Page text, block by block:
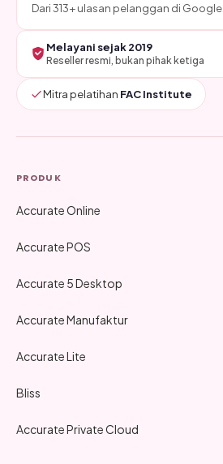
Dari 313+ ulasan pelanggan di Google.
Melayani sejak 2019
Reseller resmi, bukan pihak ketiga
Mitra pelatihan FAC Institute
PRODUK
Accurate Online
Accurate POS
Accurate 5 Desktop
Accurate Manufaktur
Accurate Lite
Bliss
Accurate Private Cloud